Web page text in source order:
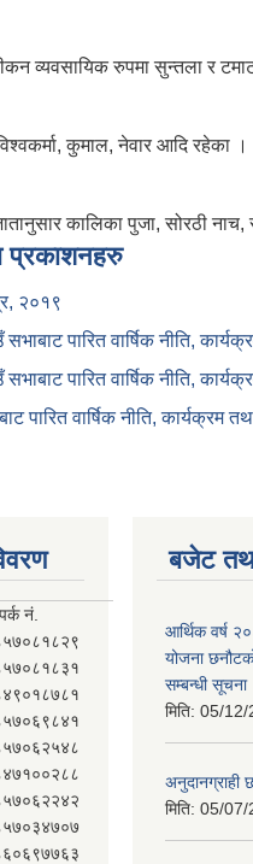
व्यवसायिक रुपमा सुन्तला र
कुमाल, नेवार आदि रहेका ।
कालिका पुजा, सोरठी नाच,
प्रकाशनहरु
२०१९
सभाबाट पारित वार्षिक नीति,
सभाबाट पारित वार्षिक नीति,
पारित वार्षिक नीति,
नं.
बजेट
आर्थिक वर्ष
योजना
सम्बन्धी सूचना
मिति: 05/12/
अनुदानग्राही
मिति: 05/07/